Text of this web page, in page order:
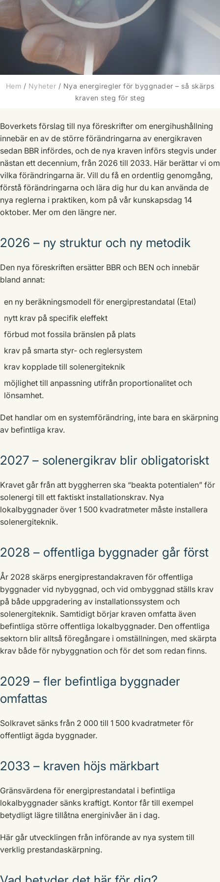
Hem / Nyheter / Nya energiregler för byggnader – så skärps
kraven steg för steg
Boverkets förslag till nya föreskrifter om energihushållning
innebär en av de större förändringarna av energikraven
sedan BBR infördes, och de nya kraven införs stegvis under
nästan ett decennium, från 2026 till 2033. Här berättar vi om
vilka förändringarna är. Vill du få en ordentlig genomgång,
förstå förändringarna och lära dig hur du kan använda de
nya reglerna i praktiken, kom på vår kunskapsdag 14
oktober. Mer om den längre ner.
2026 – ny struktur och ny metodik
Den nya föreskriften ersätter BBR och BEN och innebär
bland annat:
en ny beräkningsmodell för energiprestandatal (Etal)
nytt krav på specifik eleffekt
förbud mot fossila bränslen på plats
krav på smarta styr- och reglersystem
krav kopplade till solenergiteknik
möjlighet till anpassning utifrån proportionalitet och
lönsamhet.
Det handlar om en systemförändring, inte bara en skärpning
av befintliga krav.
2027 – solenergikrav blir obligatoriskt
Kravet går från att byggherren ska “beakta potentialen” för
solenergi till ett faktiskt installationskrav. Nya
lokalbyggnader över 1 500 kvadratmeter måste installera
solenergiteknik.
2028 – offentliga byggnader går först
År 2028 skärps energiprestandakraven för offentliga
byggnader vid nybyggnad, och vid ombyggnad ställs krav
på både uppgradering av installationssystem och
solenergiteknik. Samtidigt börjar kraven omfatta även
befintliga större offentliga lokalbyggnader. Den offentliga
sektorn blir alltså föregångare i omställningen, med skärpta
krav både för nybyggnation och för det som redan finns.
2029 – fler befintliga byggnader
omfattas
Solkravet sänks från 2 000 till 1 500 kvadratmeter för
offentligt ägda byggnader.
2033 – kraven höjs märkbart
Gränsvärdena för energiprestandatal i befintliga
lokalbyggnader sänks kraftigt. Kontor får till exempel
betydligt lägre tillåtna energinivåer än i dag.
Här går utvecklingen från införande av nya system till
verklig prestandaskärpning.